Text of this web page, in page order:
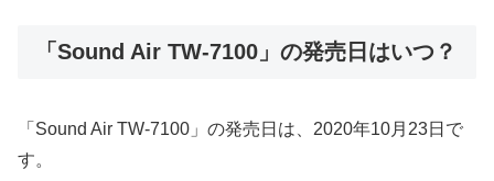
「Sound Air TW-7100」の発売日はいつ？
「Sound Air TW-7100」の発売日は、2020年10月23日で
す。